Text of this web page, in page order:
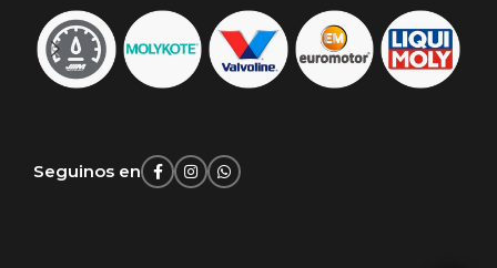
Seguinos en